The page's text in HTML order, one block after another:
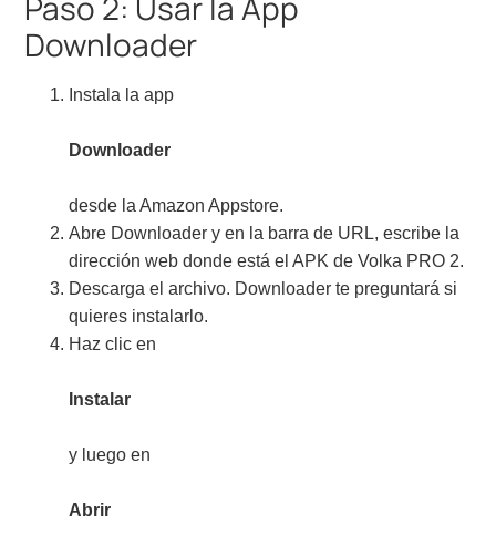
Downloader
Instala la app
Downloader
desde la Amazon Appstore.
Abre Downloader y en la barra de URL, escribe la
dirección web donde está el APK de Volka PRO 2.
Descarga el archivo. Downloader te preguntará si
quieres instalarlo.
Haz clic en
Instalar
y luego en
Abrir